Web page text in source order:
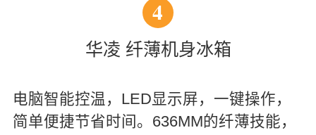
4
华凌 纤薄机身冰箱
电脑智能控温，LED显示屏，一键操作，
简单便捷节省时间。636MM的纤薄技能，